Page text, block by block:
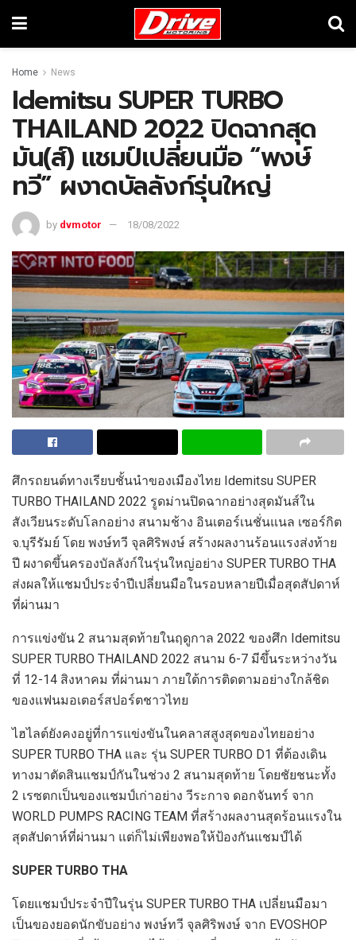
Home News
Idemitsu SUPER TURBO
THAILAND 2022 ปิดฉากสุด
มัน(ส์) แชมป์เปลี่ยนมือ “พงษ์
ทวี” ผงาดบัลลังก์รุ่นใหญ่
by dvmotor 18/08/2022
ศึกรถยนต์ทางเรียบชั้นนำของเมืองไทย Idemitsu SUPER
TURBO THAILAND 2022 รูดม่านปิดฉากอย่างสุดมันส์ใน
สังเวียนระดับโลกอย่าง สนามช้าง อินเตอร์เนชั่นแนล เซอร์กิต
จ.บุรีรัมย์ โดย พงษ์ทวี จุลศิริพงษ์ สร้างผลงานร้อนแรงส่งท้าย
ปี ผงาดขึ้นครองบัลลังก์ในรุ่นใหญ่อย่าง SUPER TURBO THA
ส่งผลให้แชมป์ประจำปีเปลี่ยนมือในรอบหลายปีเมื่อสุดสัปดาห์
ที่ผ่านมา
การแข่งขัน 2 สนามสุดท้ายในฤดูกาล 2022 ของศึก Idemitsu
SUPER TURBO THAILAND 2022 สนาม 6-7 มีขึ้นระหว่างวัน
ที่ 12-14 สิงหาคม ที่ผ่านมา ภายใต้การติดตามอย่างใกล้ชิด
ของแฟนมอเตอร์สปอร์ตชาวไทย
ไฮไลต์ยังคงอยู่ที่การแข่งขันในคลาสสูงสุดของไทยอย่าง
SUPER TURBO THA และ รุ่น SUPER TURBO D1 ที่ต้องเดิน
ทางมาตัดสินแชมป์กันในช่วง 2 สนามสุดท้าย โดยชัยชนะทั้ง
2 เรซตกเป็นของแชมป์เก่าอย่าง วีระกาจ ดอกจันทร์ จาก
WORLD PUMPS RACING TEAM ที่สร้างผลงานสุดร้อนแรงใน
สุดสัปดาห์ที่ผ่านมา แต่ก็ไม่เพียงพอให้ป้องกันแชมป์ได้
SUPER TURBO THA
โดยแชมป์ประจำปีในรุ่น SUPER TURBO THA เปลี่ยนมือมา
เป็นของยอดนักขับอย่าง พงษ์ทวี จุลศิริพงษ์ จาก EVOSHOP